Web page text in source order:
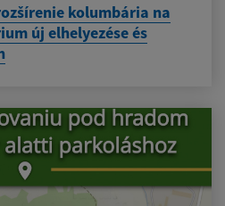
kolumbária na
új elhelyezése és